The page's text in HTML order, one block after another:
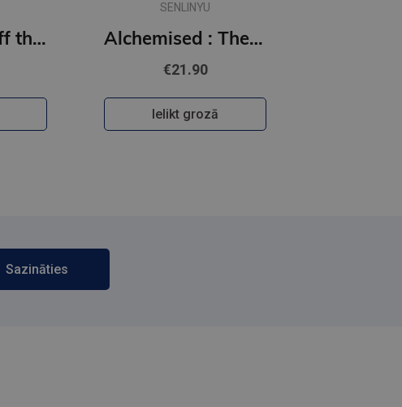
Collide : #1 Off the Ice series
SENLINYU
Alchemised : The global fantasy sensation with exclusive features
€21.90
Ielikt grozā
Sazināties